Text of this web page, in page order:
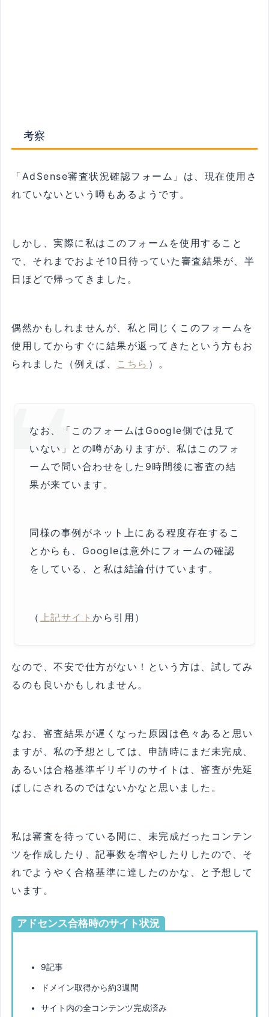
考察
「AdSense審査状況確認フォーム」は、現在使用さ
れていないという噂もあるようです。
しかし、実際に私はこのフォームを使用すること
で、それまでおよそ10日待っていた審査結果が、半
日ほどで帰ってきました。
偶然かもしれませんが、私と同じくこのフォームを
使用してからすぐに結果が返ってきたという方もお
られました（例えば、
こちら ）。
なお、「このフォームはGoogle側では見て
いない」との噂がありますが、私はこのフォ
ームで問い合わせをした9時間後に審査の結
果が来ています。
同様の事例がネット上にある程度存在するこ
とからも、Googleは意外にフォームの確認
をしている、と私は結論付けています。
（ 上記サイト から引用）
なので、不安で仕方がない！という方は、試してみ
るのも良いかもしれません。
なお、審査結果が遅くなった原因は色々あると思い
ますが、私の予想としては、申請時にまだ未完成、
あるいは合格基準ギリギリのサイトは、審査が先延
ばしにされるのではないかなと思いました。
私は審査を待っている間に、未完成だったコンテン
ツを作成したり、記事数を増やしたりしたので、そ
れでようやく合格基準に達したのかな、と予想して
います。
アドセンス合格時のサイト状況
9記事
ドメイン取得から約3週間
サイト内の全コンテンツ完成済み